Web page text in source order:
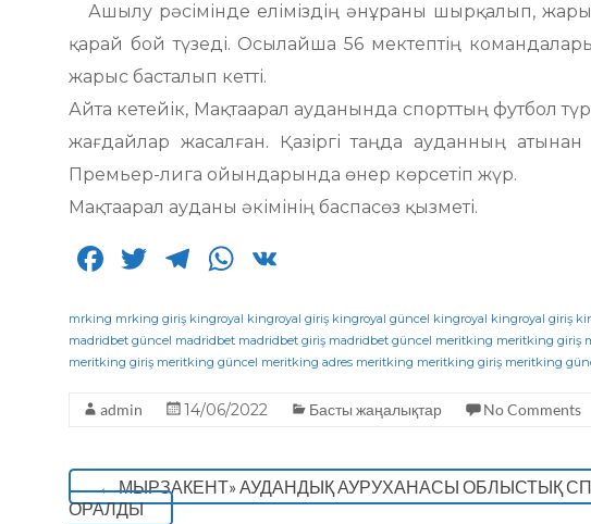
Ашылу рәсімінде еліміздің әнұраны шырқалып,
қарай бой түзеді. Осылайша 56 мектептің
жарыс басталып кетті.
Айта кетейік, Мақтаарал ауданында спорттың футбол
жағдайлар жасалған. Қазіргі таңда ауданның
Премьер-лига ойындарында өнер көрсетіп жүр.
Мақтаарал ауданы әкімінің баспасөз қызметі.
F
c
e
b
o
k
T
it
te
T
e
g
ra
m
W
a
ts
A
p
mrking mrking giriş kingroyal kingroyal giriş kingroyal güncel kingroyal kingroyal giriş
madridbet güncel madridbet madridbet giriş madridbet güncel meritking meritking giriş
meritking giriş meritking güncel meritking adres meritking meritking giriş meritking
admin 14/06/2022 Басты жаңалықтар No Comments
←МЫРЗАКЕНТ» АУДАНДЫҚ АУРУХАНАСЫ ОБЛЫСТЫҚ
ОРАЛДЫ